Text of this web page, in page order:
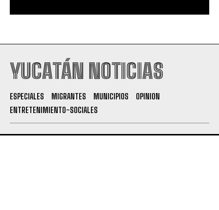
YUCATÁN NOTICIAS
ESPECIALES MIGRANTES MUNICIPIOS
OPINION
ENTRETENIMIENTO-SOCIALES